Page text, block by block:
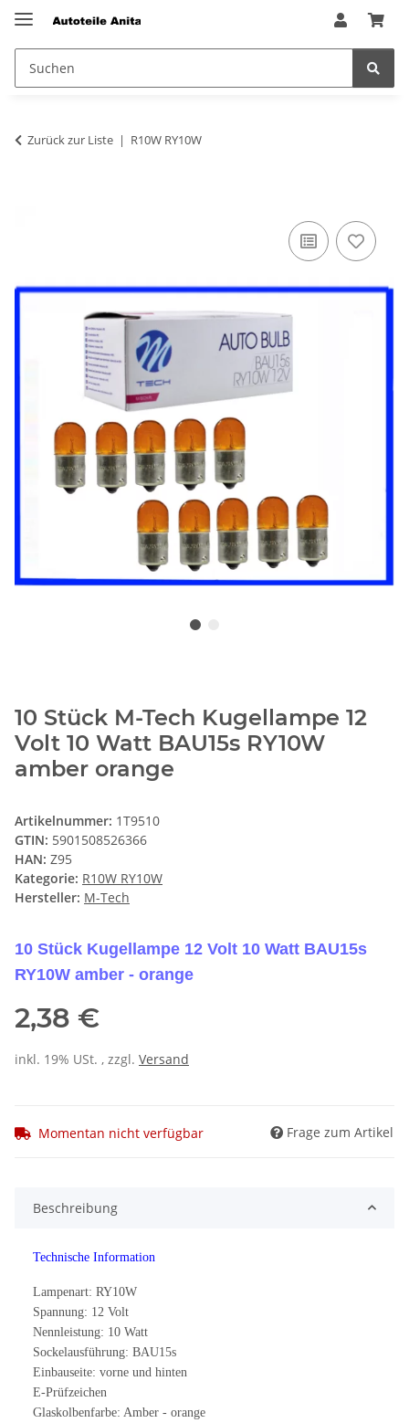
Zurück zur Liste R10W RY10W
10 Stück M-Tech Kugellampe 12
Volt 10 Watt BAU15s RY10W
amber orange
Artikelnummer: 1T9510
GTIN: 5901508526366
HAN: Z95
Kategorie: R10W RY10W
Hersteller: M-Tech
10 Stück Kugellampe 12 Volt 10 Watt BAU15s
RY10W amber - orange
2,38 €
inkl. 19% USt. , zzgl. Versand
Momentan nicht verfügbar Frage zum Artikel
Beschreibung
Technische Information
Lampenart: RY10W
Spannung: 12 Volt
Nennleistung: 10 Watt
Sockelausführung: BAU15s
Einbauseite: vorne und hinten
E-Prüfzeichen
Glaskolbenfarbe: Amber - orange